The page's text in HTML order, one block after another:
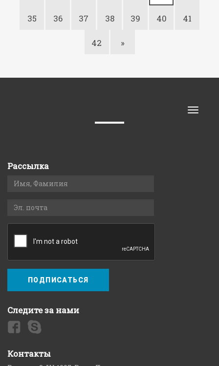
35 36 37 38 39 40 41
42 »
Toggle
Рассылка
ПОДПИСАТЬСЯ
Следите за нами
Контакты